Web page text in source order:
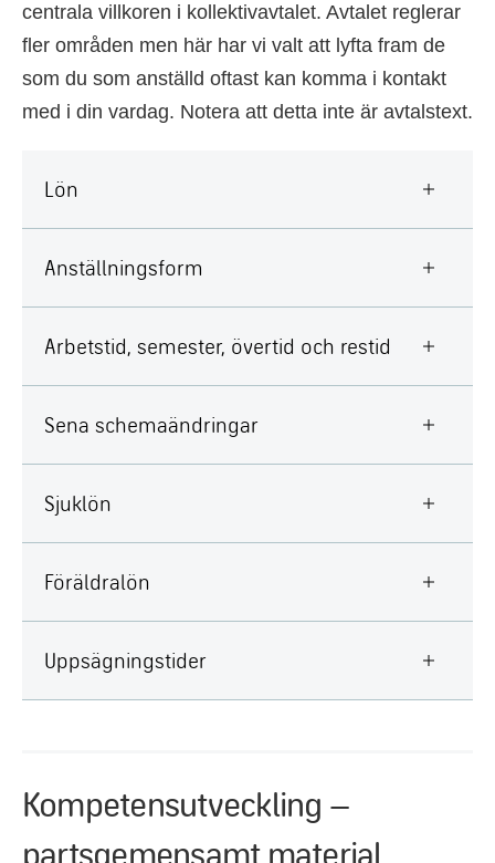
centrala villkoren i kollektivavtalet. Avtalet reglerar
fler områden men här har vi valt att lyfta fram de
som du som anställd oftast kan komma i kontakt
med i din vardag. Notera att detta inte är avtalstext.
Lön
Anställningsform
Arbetstid, semester, övertid och restid
Sena schemaändringar
Sjuklön
Föräldralön
Uppsägningstider
Kompetensutveckling –
partsgemensamt material